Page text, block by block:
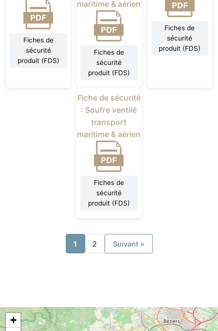
Fiches de
sécurité
produit (FDS)
maritime & aérien
Fiches de
sécurité
produit (FDS)
Fiches de
sécurité
produit (FDS)
Fiche de sécurité
: Soufre ventilé
transport
maritime & aérien
Fiches de
sécurité
produit (FDS)
1 2 Suivant »
+